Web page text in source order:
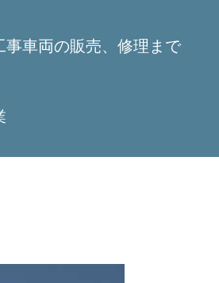
事車両の販売、修理まで